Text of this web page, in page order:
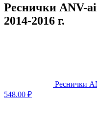
Реснички ANV-
2014-2016 г.
Реснички
548.00 ₽